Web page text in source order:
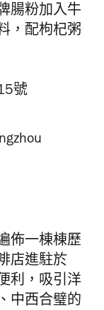
腸粉加入牛
，配枸杞粥
號
佈一棟棟歷
店進駐於
利，吸引洋
中西合璧的